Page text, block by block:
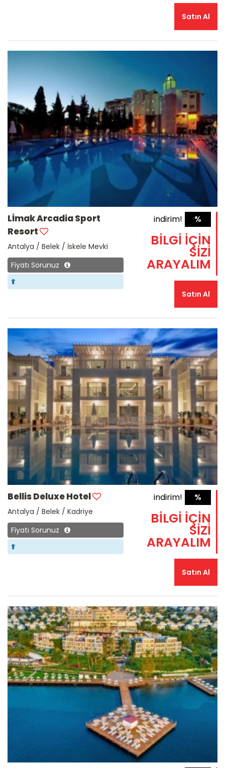
Satın Al
Lİmak Arcadia Sport
Resort
Antalya / Belek / İskele Mevki
Fiyatı Sorunuz
%
indirim!
BİLGİ İÇİN
SİZİ
ARAYALIM
Satın Al
Bellis Deluxe Hotel
Antalya / Belek / Kadriye
Fiyatı Sorunuz
%
indirim!
BİLGİ İÇİN
SİZİ
ARAYALIM
Satın Al